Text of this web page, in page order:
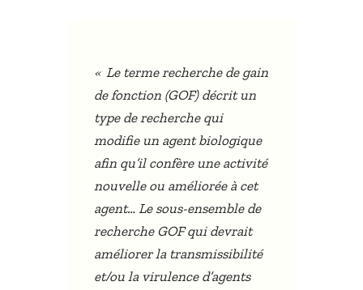
«Le terme recherche de gain
de fonction (GOF) décrit un
type de recherche qui
modifie un agent biologique
afin qu’il confère une activité
nouvelle ou améliorée à cet
agent… Le sous-ensemble de
recherche GOF qui devrait
améliorer la transmissibilité
et/ou la virulence d’agents